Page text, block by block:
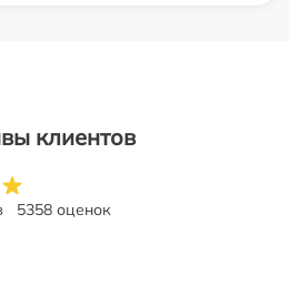
клиентов
5358 оценок